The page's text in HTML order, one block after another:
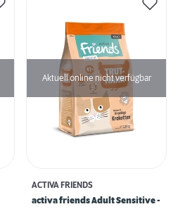
Aktuell online nicht verfügbar
ACTIVA FRIENDS
activa friends Adult Sensitive -